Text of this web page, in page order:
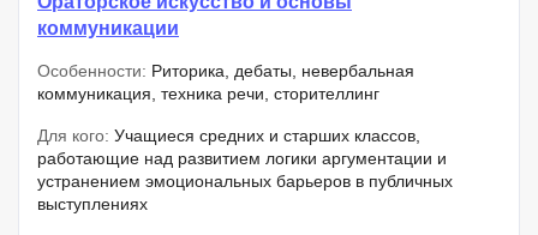
коммуникации
Особенности: Риторика, дебаты, невербальная
коммуникация, техника речи, сторителлинг
Для кого: Учащиеся средних и старших классов,
работающие над развитием логики аргументации и
устранением эмоциональных барьеров в публичных
выступлениях